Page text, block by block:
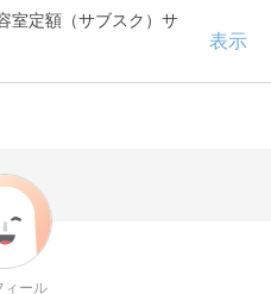
室定額（サブスク）サ
表示
ィール